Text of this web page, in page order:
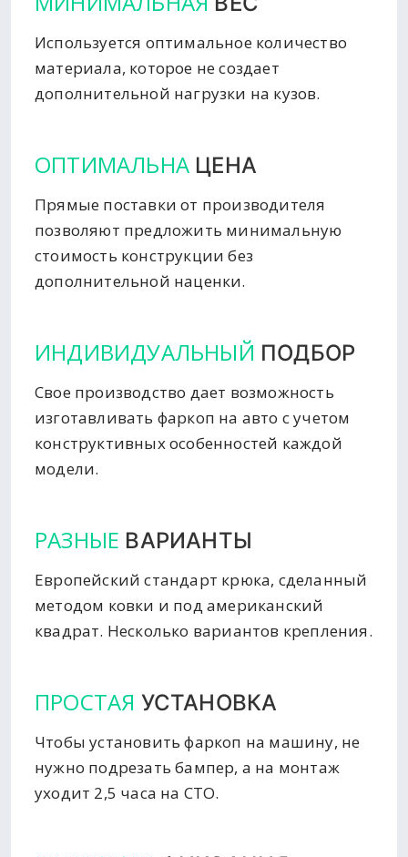
Используется оптимальное количество
материала, которое не создает
дополнительной нагрузки на кузов.
ОПТИМАЛЬНА ЦЕНА
Прямые поставки от производителя
позволяют предложить минимальную
стоимость конструкции без
дополнительной наценки.
ИНДИВИДУАЛЬНЫЙ ПОДБОР
Свое производство дает возможность
изготавливать фаркоп на авто с учетом
конструктивных особенностей каждой
модели.
РАЗНЫЕ ВАРИАНТЫ
Европейский стандарт крюка, сделанный
методом ковки и под американский
квадрат. Несколько вариантов крепления.
ПРОСТАЯ УСТАНОВКА
Чтобы установить фаркоп на машину, не
нужно подрезать бампер, а на монтаж
уходит 2,5 часа на СТО.